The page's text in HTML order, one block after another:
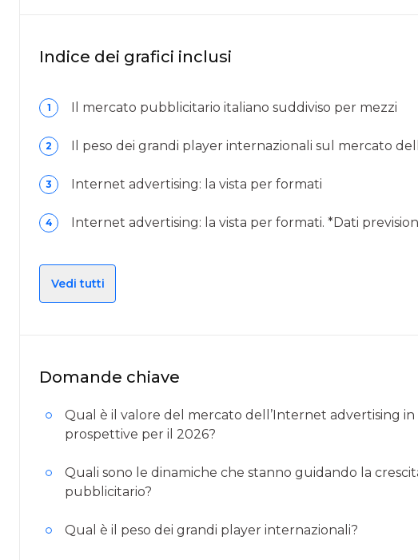
Indice dei grafici inclusi
1 Il mercato pubblicitario italiano suddiviso per mezzi
2 Il peso dei grandi player internazionali sul mercato
3 Internet advertising: la vista per formati
4 Internet advertising: la vista per formati. *Dati
Vedi tutti
Domande chiave
Qual è il valore del mercato dell’Internet advertising in
prospettive per il 2026?
Quali sono le dinamiche che stanno guidando la
pubblicitario?
Qual è il peso dei grandi player internazionali?